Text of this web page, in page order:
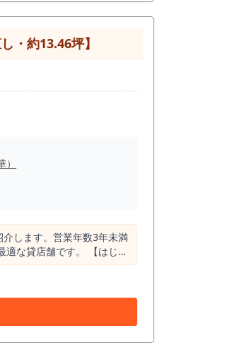
・約13.46坪】
します。営業年数3年未満
舗です。 【はじめ
したい」「活気ある尼崎エ
めの居抜き物件が登場し
となりました。 即営業が